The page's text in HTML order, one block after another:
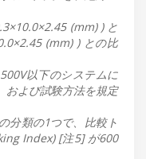
(mm) ) と
(mm) ) との比
以下のシステムに
および試験方法を規定
分類の1つで、比較ト
Index) [注5] が600